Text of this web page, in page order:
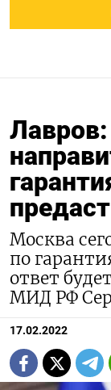
Москва
по
ответ
МИД РФ
17.02.2022